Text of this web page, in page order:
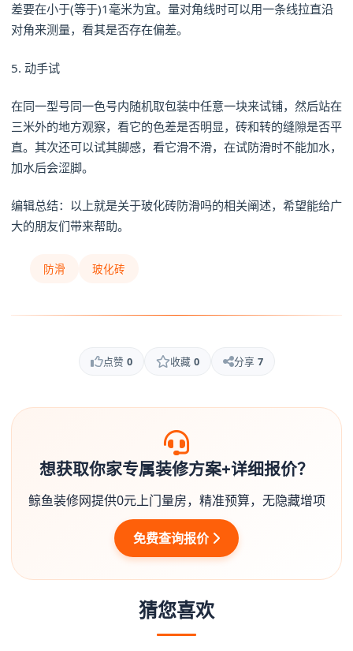
差要在小于(等于)1毫米为宜。量对角线时可以用一条线拉直沿
对角来测量，看其是否存在偏差。
5. 动手试
在同一型号同一色号内随机取包装中任意一块来试铺，然后站在
三米外的地方观察，看它的色差是否明显，砖和转的缝隙是否平
直。其次还可以试其脚感，看它滑不滑，在试防滑时不能加水，
加水后会涩脚。
编辑总结：以上就是关于玻化砖防滑吗的相关阐述，希望能给广
大的朋友们带来帮助。
防滑 玻化砖
点赞 0 收藏 0 分享 7
想获取你家专属装修方案+详细报价？
鲸鱼装修网提供0元上门量房，精准预算，无隐藏增项
免费查询报价
猜您喜欢